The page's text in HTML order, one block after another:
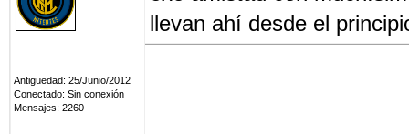
Antigüedad: 25/Junio/2012
Conectado: Sin conexión
Mensajes: 2260
llevan ahí desde el